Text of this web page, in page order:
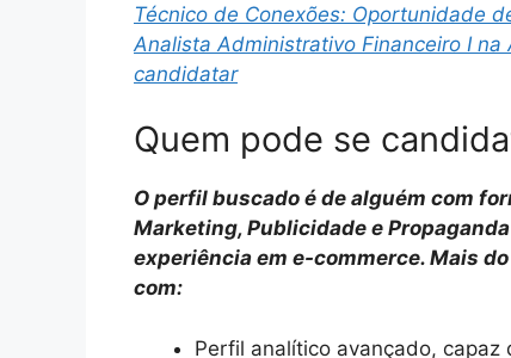
Técnico de Conexões: Oportunidade
Analista Administrativo Financeiro I
candidatar
Quem pode se
O perfil buscado é de alguém com
Marketing, Publicidade e
experiência em e-commerce. Mais
com:
Perfil analítico avançado,